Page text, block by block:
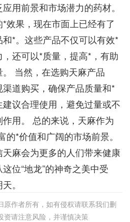
用前景和市场潜力的药材。
效果，现在市面上已经有了
*。这些产品不仅可以有效*
还可以*质量，提高*，有助
当然，在选购天麻产品
道购买，确保产品质量和*
议合理使用，避免过量或不
用。 总的来说，天麻作为
*价值和广阔的市场前景。
麻会为更多的人们带来健康
位“地龙”的神奇之美中受
。
原作者所有，如有侵权请联系我们删
资请注意风险，并谨慎决策